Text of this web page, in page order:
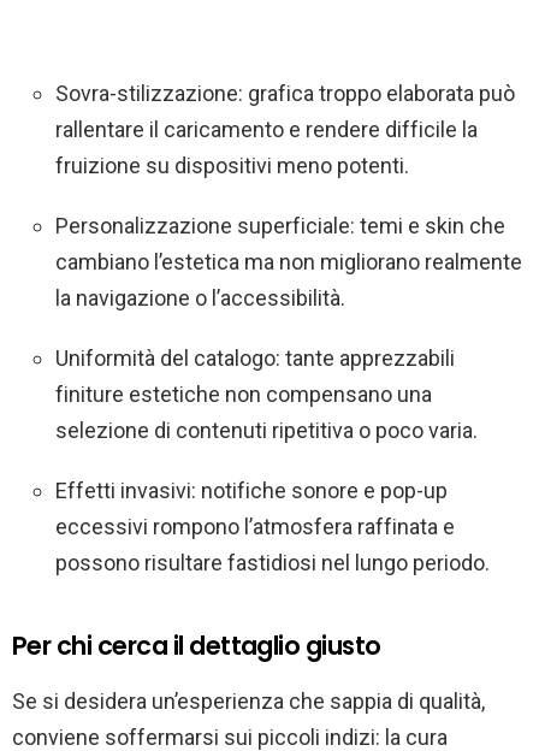
Sovra-stilizzazione: grafica troppo elaborata può
rallentare il caricamento e rendere difficile la
fruizione su dispositivi meno potenti.
Personalizzazione superficiale: temi e skin che
cambiano l’estetica ma non migliorano realmente
la navigazione o l’accessibilità.
Uniformità del catalogo: tante apprezzabili
finiture estetiche non compensano una
selezione di contenuti ripetitiva o poco varia.
Effetti invasivi: notifiche sonore e pop-up
eccessivi rompono l’atmosfera raffinata e
possono risultare fastidiosi nel lungo periodo.
Per chi cerca il dettaglio giusto
Se si desidera un’esperienza che sappia di qualità,
conviene soffermarsi sui piccoli indizi: la cura